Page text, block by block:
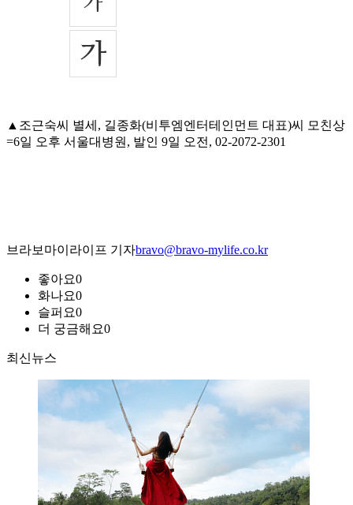
▲조근숙씨 별세, 길종화(비투엠엔터테인먼트 대표)씨 모친상
=6일 오후 서울대병원, 발인 9일 오전, 02-2072-2301
브라보마이라이프 기자bravo@bravo-mylife.co.kr
좋아요0
화나요0
슬퍼요0
더 궁금해요0
최신뉴스